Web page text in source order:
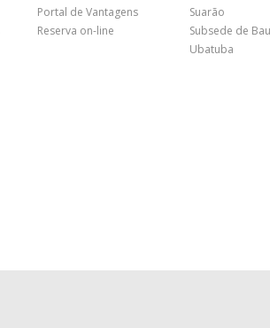
Portal de Vantagens
Reserva on-line
Suarão
Subsede de
Ubatuba